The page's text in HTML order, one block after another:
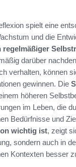
spielt eine
und die
regelmäßiger
darüber
verhalten, können
gewinnen. Die
höheren
im Leben, die
Bedürfnisse und
wichtig ist, zeigt
sondern auch in
Kontexten besser